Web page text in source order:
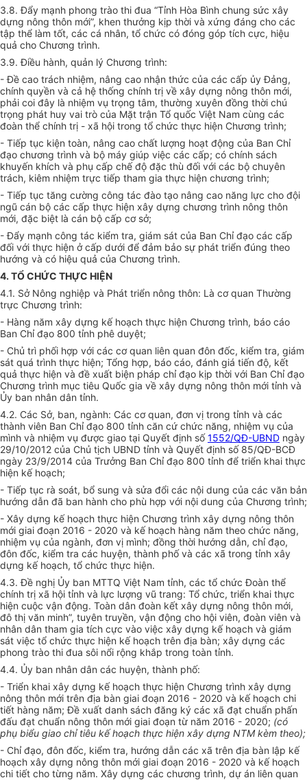
3.8. Đẩy mạnh phong trào thi đua “Tỉnh Hòa Bình chung sức xây
dựng nông thôn mới”, khen thưởng kịp thời và xứng đáng cho các
tập thể làm tốt, các cá nhân, tổ chức có đóng góp tích cực, hiệu
quả cho Chương trình.
3.9. Điều hành, quản lý Chương trình:
- Đề cao trách nhiệm, nâng cao nhận thức của các cấp ủy Đảng,
chính quyền và cả hệ thống chính trị về xây dựng nông thôn mới,
phải coi đây là nhiệm vụ trọng tâm, thường xuyên đồng thời chú
trọng phát huy vai trò của Mặt trận Tổ quốc Việt Nam cùng các
đoàn thể chính trị - xã hội trong tổ chức thực hiện Chương trình;
- Tiếp tục kiện toàn, nâng cao chất lượng hoạt động của Ban Chỉ
đạo chương trình và bộ máy giúp việc các cấp; có chính sách
khuyến khích và phụ cấp chế độ đặc thù đối với các bộ chuyên
trách, kiêm nhiệm trực tiếp tham gia thực hiện chương trình;
- Tiếp tục tăng cường công tác đào tạo nâng cao năng lực cho đội
ngũ cán bộ các cấp thực hiện xây dựng chương trình nông thôn
mới, đặc biệt là cán bộ cấp cơ sở;
- Đẩy mạnh công tác kiểm tra, giám sát của Ban Chỉ đạo các cấp
đối với thực hiện ở cấp dưới để đảm bảo sự phát triển đúng theo
hướng và có hiệu quả của Chương trình.
4. TỔ CHỨC THỰC HIỆN
4.1. Sở Nông nghiệp và Phát triển nông thôn: Là cơ quan Thường
trực Chương trình:
- Hàng năm xây dựng kế hoạch thực hiện Chương trình, báo cáo
Ban Chỉ đạo 800 tỉnh phê duyệt;
- Chủ trì phối hợp với các cơ quan liên quan đôn đốc, kiểm tra, giám
sát quá trình thực hiện; Tổng hợp, báo cáo, đánh giá tiến độ, kết
quả thực hiện và đề xuất biện pháp chỉ đạo kịp thời với Ban Chỉ đạo
Chương trình mục tiêu Quốc gia về xây dựng nông thôn mới tỉnh và
Ủy ban nhân dân tỉnh.
4.2. Các Sở, ban, ngành: Các cơ quan, đơn vị trong tỉnh và các
thành viên Ban Chỉ đạo 800 tỉnh căn cứ chức năng, nhiệm vụ của
mình và nhiệm vụ được giao tại Quyết định số1552/QĐ-UBND ngày
29/10/2012 của Chủ tịch UBND tỉnh và Quyết định số 85/QĐ-BCĐ
ngày 23/9/2014 của Trưởng Ban Chỉđạo 800 tỉnh để triển khai thực
hiện kế hoạch;
- Tiếp tục rà soát, bổ sung và sửa đổi các nội dung của các văn bản
hướng dẫn đã ban hành cho phù hợp với nội dung của Chương trình;
- Xây dựng kế hoạch thực hiện Chương trình xây dựng nông thôn
mới giai đoạn 2016 - 2020 và kế hoạch hàng năm theo chức năng,
nhiệm vụ của ngành, đơn vị mình; đồng thời hướng dẫn, chỉ đạo,
đôn đốc, kiểm tra các huyện, thành phố và các xã trong tỉnh xây
dựng kế hoạch, tổ chức thực hiện.
4.3. Đề nghị Ủy ban MTTQ Việt Nam tỉnh, các tổ chức Đoàn thể
chính trị xã hội tỉnh và lực lượng vũ trang: Tổ chức, triển khai thực
hiện cuộc vận động. Toàn dân đoàn kết xây dựng nông thôn mới,
đô thị văn minh”, tuyên truyền, vận động cho hội viên, đoàn viên và
nhân dân tham gia tích cực vào việc xây dựng kế hoạch và giám
sát việc tổ chức thực hiện kế hoạch trên địa bàn; xây dựng các
phong trào thi đua sôi nổi rộng khắp trong toàn tỉnh.
4.4. Ủy ban nhân dân các huyện, thành phố:
- Triển khai xây dựng kế hoạch thực hiện Chương trình xây dựng
nông thôn mới trên địa bàn giai đoạn 2016 - 2020 và kế hoạch chi
tiết hàng năm; Đề xuất danh sách đăng ký các xã đạt chuẩn phấn
đấu đạt chuẩn nông thôn mới giai đoạn từ năm 2016 - 2020; (có
phụ biểu giao chỉ tiêu kế hoạch thực hiện xây dựng NTMkèm theo);
- Chỉ đạo, đôn đốc, kiểm tra, hướng dẫn các xã trên địa bàn lập kế
hoạch xây dựng nông thôn mới giai đoạn 2016 - 2020 và kế hoạch
chi tiết cho từng năm. Xây dựng các chương trình, dự án liên quan